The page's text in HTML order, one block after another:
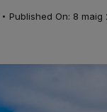
· Published On: 8 maig